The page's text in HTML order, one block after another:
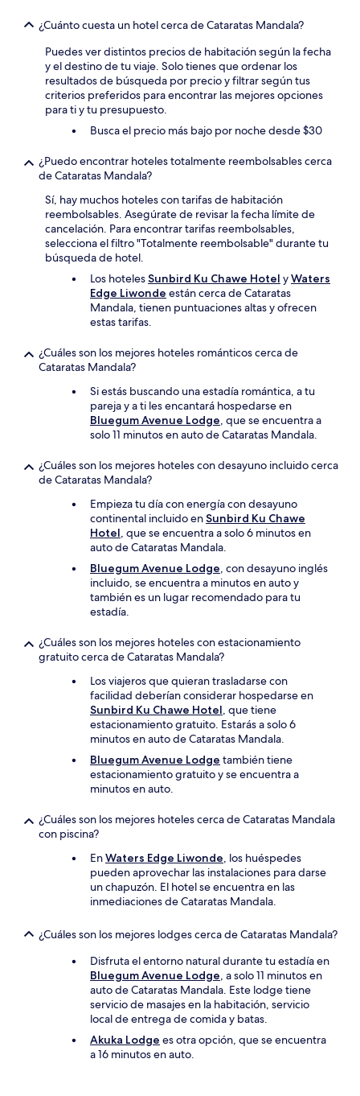
¿Cuánto cuesta un hotel cerca de Cataratas Mandala?
Puedes ver distintos precios de habitación según la fecha
y el destino de tu viaje. Solo tienes que ordenar los
resultados de búsqueda por precio y filtrar según tus
criterios preferidos para encontrar las mejores opciones
para ti y tu presupuesto.
Busca el precio más bajo por noche desde $30
¿Puedo encontrar hoteles totalmente reembolsables cerca
de Cataratas Mandala?
Sí, hay muchos hoteles con tarifas de habitación
reembolsables. Asegúrate de revisar la fecha límite de
cancelación. Para encontrar tarifas reembolsables,
selecciona el filtro "Totalmente reembolsable" durante tu
búsqueda de hotel.
Los hotelesSunbird Ku Chawe Hotel yWaters
Edge Liwonde están cerca de Cataratas
Mandala, tienen puntuaciones altas y ofrecen
estas tarifas.
¿Cuáles son los mejores hoteles románticos cerca de
Cataratas Mandala?
Si estás buscando una estadía romántica, a tu
pareja y a ti les encantará hospedarse en
Bluegum Avenue Lodge, que se encuentra a
solo 11 minutos en auto de Cataratas Mandala.
¿Cuáles son los mejores hoteles con desayuno incluido cerca
de Cataratas Mandala?
Empieza tu día con energía con desayuno
continental incluido enSunbird Ku Chawe
Hotel, que se encuentra a solo 6 minutos en
auto de Cataratas Mandala.
Bluegum Avenue Lodge, con desayuno inglés
incluido, se encuentra a minutos en auto y
también es un lugar recomendado para tu
estadía.
¿Cuáles son los mejores hoteles con estacionamiento
gratuito cerca de Cataratas Mandala?
Los viajeros que quieran trasladarse con
facilidad deberían considerar hospedarse en
Sunbird Ku Chawe Hotel, que tiene
estacionamiento gratuito. Estarás a solo 6
minutos en auto de Cataratas Mandala.
Bluegum Avenue Lodge también tiene
estacionamiento gratuito y se encuentra a
minutos en auto.
¿Cuáles son los mejores hoteles cerca de Cataratas Mandala
con piscina?
EnWaters Edge Liwonde, los huéspedes
pueden aprovechar las instalaciones para darse
un chapuzón. El hotel se encuentra en las
inmediaciones de Cataratas Mandala.
¿Cuáles son los mejores lodges cerca de Cataratas Mandala?
Disfruta el entorno natural durante tu estadía en
Bluegum Avenue Lodge, a solo 11 minutos en
auto de Cataratas Mandala. Este lodge tiene
servicio de masajes en la habitación, servicio
local de entrega de comida y batas.
Akuka Lodge es otra opción, que se encuentra
a 16 minutos en auto.